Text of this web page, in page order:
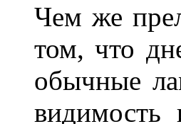
Чем же
том, что
обычные
видимость